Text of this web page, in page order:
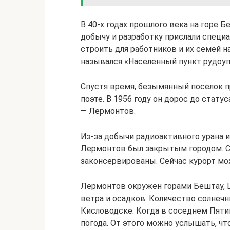
В 40-х годах прошлого века на горе
добычу и разработку прислали
строить для работников и их семей
назывался «Населенный пункт
Спустя время, безымянный поселок
поэте. В 1956 году он дорос до
— Лермонтов.
Из-за добычи радиоактивного урана
Лермонтов был закрытым городом.
законсервированы. Сейчас курорт
Лермонтов окружен горами Бештау,
ветра и осадков. Количество
Кисловодске. Когда в соседнем
погода. От этого можно услышать,